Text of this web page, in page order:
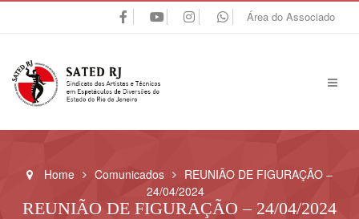
Área do Associado
Home Comunicados
REUNIÃO DE FIGURAÇÃO –
24/04/2024
REUNIÃO DE FIGURAÇÃO – 24/04/2024